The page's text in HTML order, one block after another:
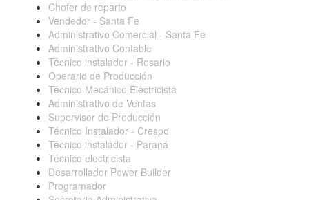
Chofer de reparto
Vendedor - Santa Fe
Administrativo Comercial - Santa Fe
Administrativo Contable
Técnico instalador - Rosario
Operario de Producción
Técnico Mecánico Electricista
Administrativo de Ventas
Supervisor de Producción
Técnico Instalador - Crespo
Técnico instalador - Paraná
Técnico electricista
Desarrollador Power Builder
Programador